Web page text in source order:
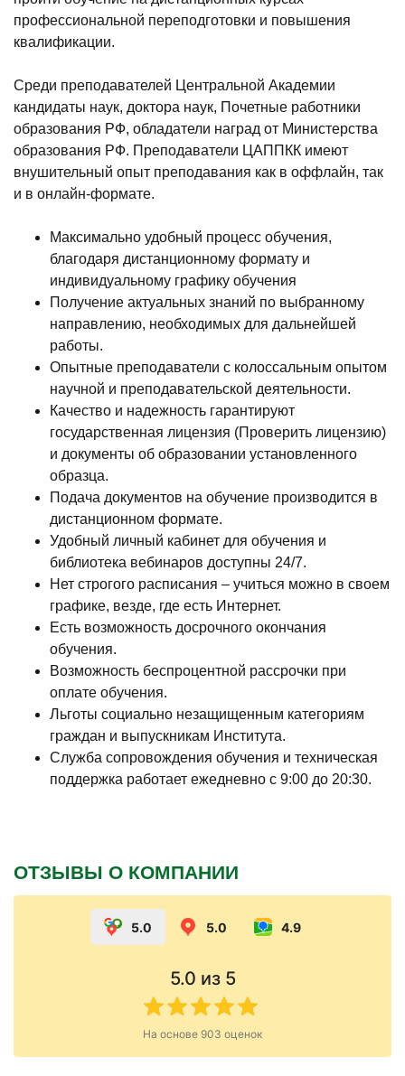
профессиональной переподготовки и повышения
квалификации.
Среди преподавателей Центральной Академии
кандидаты наук, доктора наук, Почетные работники
образования РФ, обладатели наград от Министерства
образования РФ. Преподаватели ЦАППКК имеют
внушительный опыт преподавания как в оффлайн, так
и в онлайн-формате.
Максимально удобный процесс обучения,
благодаря дистанционному формату и
индивидуальному графику обучения
Получение актуальных знаний по выбранному
направлению, необходимых для дальнейшей
работы.
Опытные преподаватели с колоссальным опытом
научной и преподавательской деятельности.
Качество и надежность гарантируют
государственная лицензия (Проверить лицензию)
и документы об образовании установленного
образца.
Подача документов на обучение производится в
дистанционном формате.
Удобный личный кабинет для обучения и
библиотека вебинаров доступны 24/7.
Нет строгого расписания – учиться можно в своем
графике, везде, где есть Интернет.
Есть возможность досрочного окончания
обучения.
Возможность беспроцентной рассрочки при
оплате обучения.
Льготы социально незащищенным категориям
граждан и выпускникам Института.
Служба сопровождения обучения и техническая
поддержка работает ежедневно с 9:00 до 20:30.
ОТЗЫВЫ О КОМПАНИИ
5.0 5.0 4.9
5.0 из 5
На основе 903 оценок